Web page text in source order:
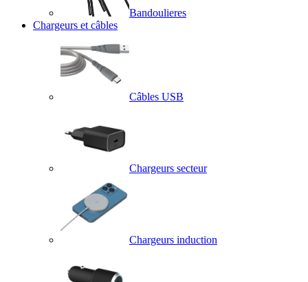
Bandoulieres
Chargeurs et câbles
Câbles USB
Chargeurs secteur
Chargeurs induction